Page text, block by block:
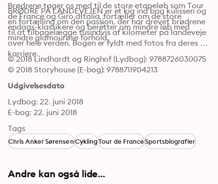
Brødrene tager os med til de store etapeløb som Tour
de France og Giro dItalia, fortæller om de store
endags-klassikere og beretter om mindre løb med
mindre glamourøse forhold.
BRØDRE PÅ LANDEVEJEN er et kig ind bag kulissen og
en fortælling om den passion, der har drevet brødrene
til at tilbagelægge tusindvis af kilometer på landeveje
over hele verden. Bogen er fyldt med fotos fra deres
karriere.
© 2018 Lindhardt og Ringhof (Lydbog): 9788726030075
© 2018 Storyhouse (E-bog): 9788711904213
Udgivelsesdato
Lydbog: 22. juni 2018
E-bog: 22. juni 2018
Tags
Chris Anker SørensenCyklingTour de FranceSportsbiografier
Andre kan også lide...